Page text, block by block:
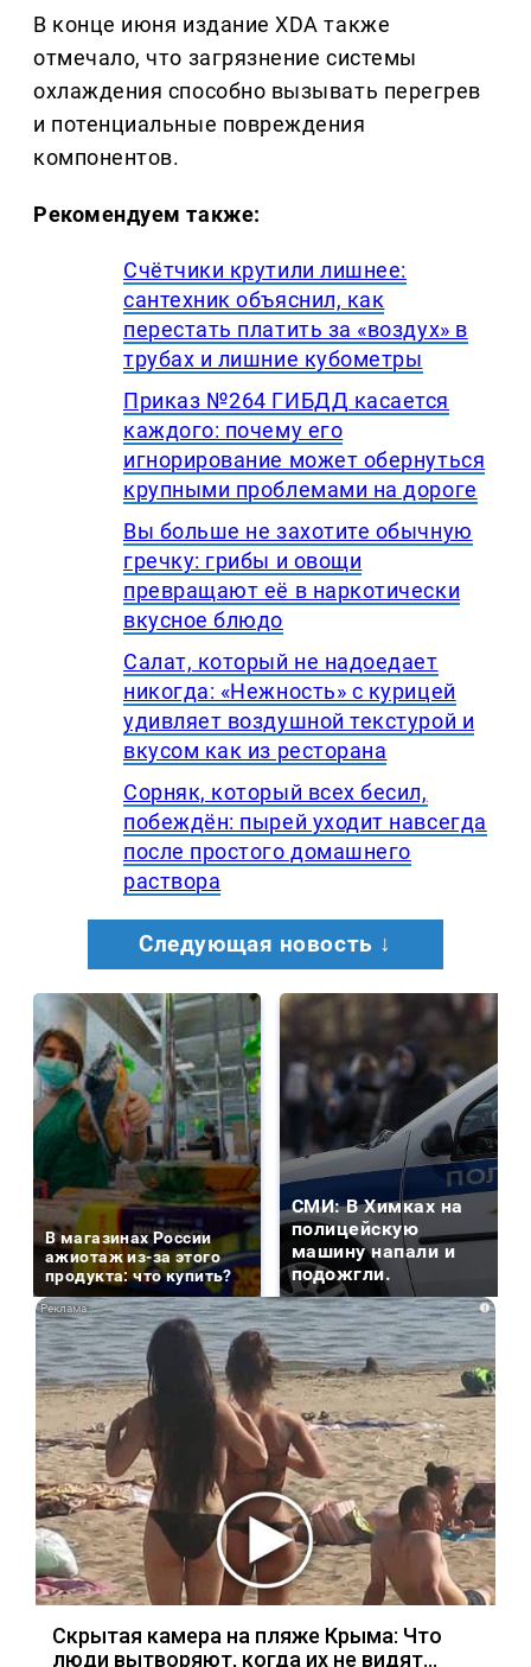
В конце июня издание XDA также
отмечало, что загрязнение системы
охлаждения способно вызывать перегрев
и потенциальные повреждения
компонентов.
Рекомендуем также:
Счётчики крутили лишнее:
сантехник объяснил, как
перестать платить за «воздух» в
трубах и лишние кубометры
Приказ №264 ГИБДД касается
каждого: почему его
игнорирование может обернуться
крупными проблемами на дороге
Вы больше не захотите обычную
гречку: грибы и овощи
превращают её в наркотически
вкусное блюдо
Салат, который не надоедает
никогда: «Нежность» с курицей
удивляет воздушной текстурой и
вкусом как из ресторана
Сорняк, который всех бесил,
побеждён: пырей уходит навсегда
после простого домашнего
раствора
Следующая новость ↓
В магазинах России
ажиотаж из-за этого
продукта: что купить?
СМИ: В Химках на
полицейскую
машину напали и
подожгли.
i
Скрытая камера на пляже Крыма: Что
люди вытворяют, когда их не видят...